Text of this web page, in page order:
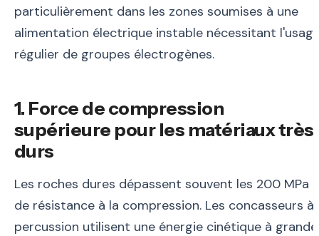
particulièrement dans les zones soumises à une
alimentation électrique instable nécessitant
régulier de groupes électrogènes.
1. Force de compression
supérieure pour les matériaux très
durs
Les roches dures dépassent souvent les 200 MPa
de résistance à la compression. Les concasseurs à
percussion utilisent une énergie cinétique à grande